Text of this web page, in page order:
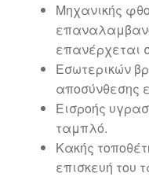
Μηχανικής
επανέρχεται
Εσωτερικών
αποσύνθεσης
Εισροής
ταμπλό.
Κακής
επισκευή του